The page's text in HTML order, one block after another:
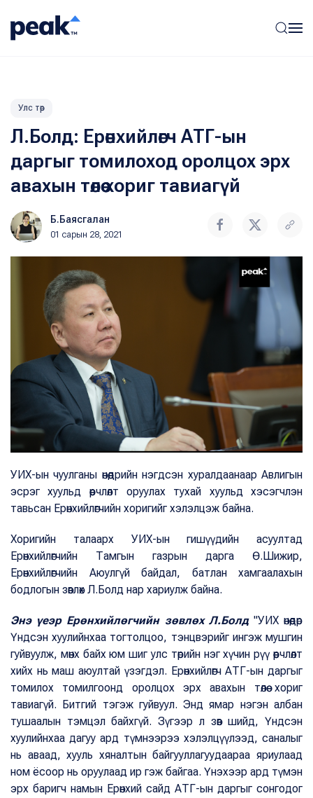
Улс төр
Л.Болд: Ерөнхийлөгч АТГ-ын
даргыг томилоход оролцох эрх
авахын төлөө хориг тавиагүй
Б.Баясгалан
01 сарын 28, 2021
УИХ-ын чуулганы өнөөдрийн нэгдсэн хуралдаанаар Авлигын
эсрэг хуульд өөрчлөлт оруулах тухай хуульд хэсэгчлэн
тавьсан Ерөнхийлөгчийн хоригийг хэлэлцэж байна.
Хоригийн талаарх УИХ-ын гишүүдийн асуултад
Ерөнхийлөгчийн Тамгын газрын дарга Ө.Шижир,
Ерөнхийлөгчийн Аюулгүй байдал, батлан хамгаалахын
бодлогын зөвлөх Л.Болд нар хариулж байна.
Энэ үеэр Ерөнхийлөгчийн зөвлөх Л.Болд"УИХ өнөөдөр
Үндсэн хуулийнхаа тогтолцоо, тэнцвэрийг ингэж мушгин
гуйвуулж, мөнх байх юм шиг улс төрийн нэг хүчин рүү өөрчлөлт
хийх нь маш аюултай үзэгдэл. Ерөнхийлөгч АТГ-ын даргыг
томилох томилгоонд оролцох эрх авахын төлөө хориг
тавиагүй. Битгий тэгэж гуйвуул. Энд ямар нэгэн албан
тушаалын тэмцэл байхгүй. Зүгээр л зөв шийд, Үндсэн
хуулийнхаа дагуу ард түмнээрээ хэлэлцүүлээд, саналыг
нь аваад, хууль хяналтын байгууллагуудаараа яриулаад
ном ёсоор нь оруулаад ир гэж байгаа. Үнэхээр ард түмэн
эрх баригч намын Ерөнхий сайд АТГ-ын даргыг сонгодог